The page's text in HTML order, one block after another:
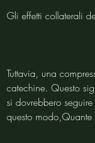
Gli effetti collaterali
Tuttavia, una
catechine. Questo
si dovrebbero
questo